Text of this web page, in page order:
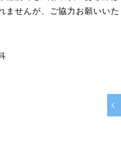
ませんが、ご協力お願いいた